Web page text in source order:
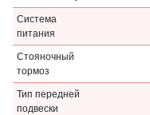
Система
питания
Стояночный
тормоз
Тип передней
подвески